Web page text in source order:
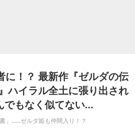
に！？ 最新作『ゼルダの伝
ハイラル全土に張り出され
でもなく似てない…
」……ゼルダ姫も仲間入り！？